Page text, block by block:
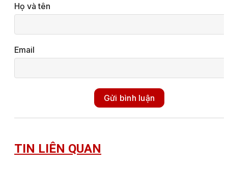
Họ và tên
Email
Gửi bình luận
TIN LIÊN QUAN